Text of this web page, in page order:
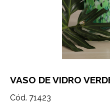
VASO DE VIDRO
Cód. 71423